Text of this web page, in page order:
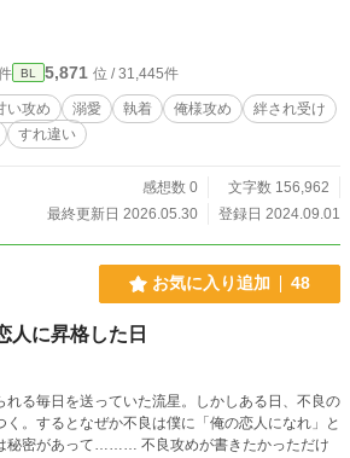
接してくれる。 街での滞在が長くなってきた
優しく（？）兄貴肌の黒豹×幸
、ここに開幕！
BL 5,871 位 / 31,445件
い攻め 溺愛 執着 俺様攻め
絆され受け
すれ違い
感想数 0
文字数 156,962
最終更新日 2026.05.30
登録日 2024.09.01
お気に入り追加 48
人に昇格した日
れる毎日を送っていた流星。しかしある日、不良の
。するとなぜか不良は僕に「俺の恋人になれ」と
不良攻めが書きたかっただけ